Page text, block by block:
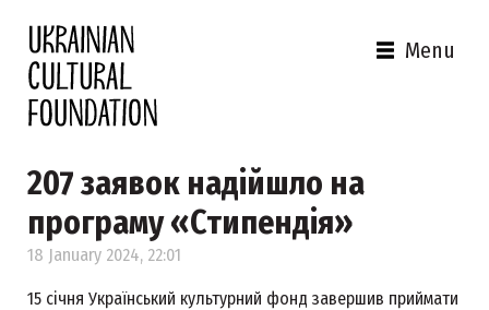
Menu
207 заявок надійшло на
програму «Стипендія»
18 January 2024, 22:01
15 січня Український культурний фонд завершив приймати